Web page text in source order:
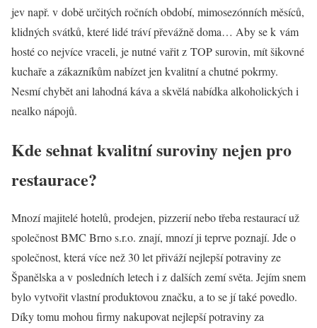
jev např. v době určitých ročních období, mimosezónních měsíců,
klidných svátků, které lidé tráví převážně doma… Aby se k vám
hosté co nejvíce vraceli, je nutné vařit z TOP surovin, mít šikovné
kuchaře a zákazníkům nabízet jen kvalitní a chutné pokrmy.
Nesmí chybět ani lahodná káva a skvělá nabídka alkoholických i
nealko nápojů.
Kde sehnat kvalitní suroviny nejen pro
restaurace?
Mnozí majitelé hotelů, prodejen, pizzerií nebo třeba restaurací už
společnost BMC Brno s.r.o. znají, mnozí ji teprve poznají. Jde o
společnost, která více než 30 let přiváží nejlepší potraviny ze
Španělska a v posledních letech i z dalších zemí světa. Jejím snem
bylo vytvořit vlastní produktovou značku, a to se jí také povedlo.
Díky tomu mohou firmy nakupovat nejlepší potraviny za